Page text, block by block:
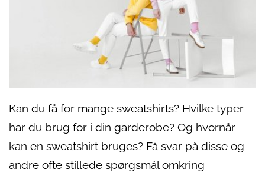
Kan du få for mange sweatshirts? Hvilke typer
har du brug for i din garderobe? Og hvornår
kan en sweatshirt bruges? Få svar på disse og
andre ofte stillede spørgsmål omkring